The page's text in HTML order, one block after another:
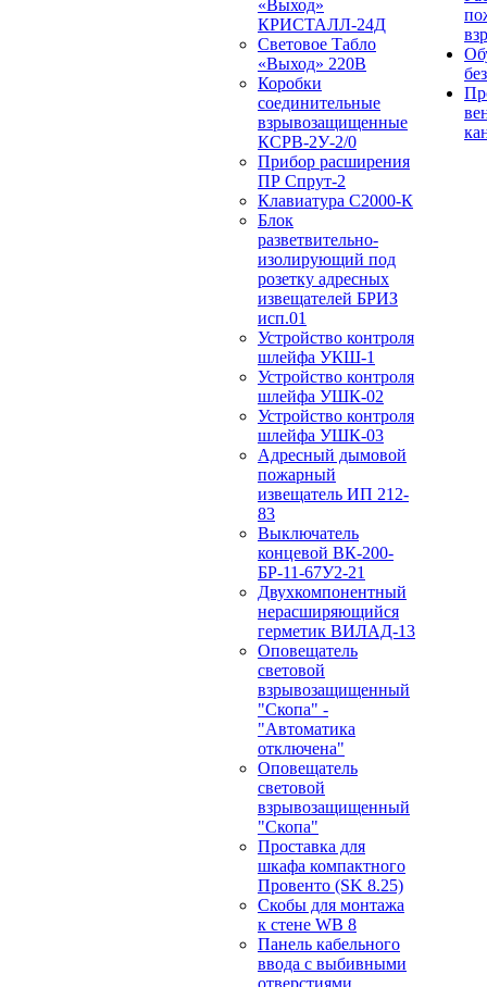
«Выход»
КРИСТАЛЛ-24Д
Световое Табло
«Выход» 220В
Коробки
соединительные
взрывозащищенные
КСРВ-2У-2/0
Прибор расширения
ПР Спрут-2
Клавиатура С2000-К
Блок
разветвительно-
изолирующий под
розетку адресных
извещателей БРИЗ
исп.01
Устройство контроля
шлейфа УКШ-1
Устройство контроля
шлейфа УШК-02
Устройство контроля
шлейфа УШК-03
Адресный дымовой
пожарный
извещатель ИП 212-
83
Выключатель
концевой ВК-200-
БР-11-67У2-21
Двухкомпонентный
нерасширяющийся
герметик ВИЛАД-13
Оповещатель
световой
взрывозащищенный
"Скопа" -
"Автоматика
отключена"
Оповещатель
световой
взрывозащищенный
"Скопа"
Проставка для
шкафа компактного
Провенто (SK 8.25)
Скобы для монтажа
к стене WB 8
Панель кабельного
ввода с выбивными
отверстиями